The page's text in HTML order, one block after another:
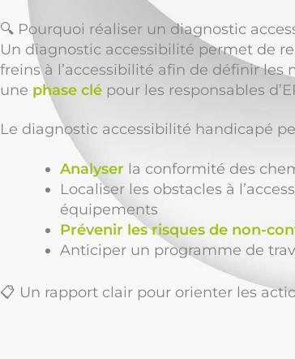
🔍 Pourquoi réaliser un diagnostic
Un diagnostic accessibilité permet de
freins à l’accessibilité afin de définir les
une phase clé pour les responsables
Le diagnostic accessibilité handicapé
Analyser la conformité des
Localiser les obstacles à
équipements
Prévenir les risques de non-
Anticiper un programme de
📋 Un rapport clair pour orienter les